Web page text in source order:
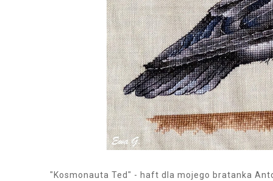
"Kosmonauta Ted" - haft dla mojego bratanka